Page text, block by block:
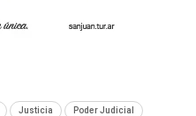
Justicia Poder Judicial